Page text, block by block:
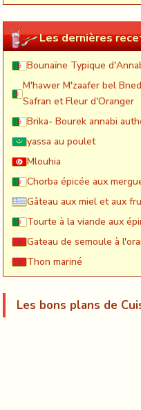
Les dernières
Bounaïne Typique
M'hawer M'zaafer bel
Safran et Fleur d'Oranger
Brika- Bourek annabi
yassa au poulet
Mlouhia
Chorba épicée aux
Gâteau aux miel et aux
Tourte à la viande aux
Gateau de semoule à
Thon mariné
Les bons plans de